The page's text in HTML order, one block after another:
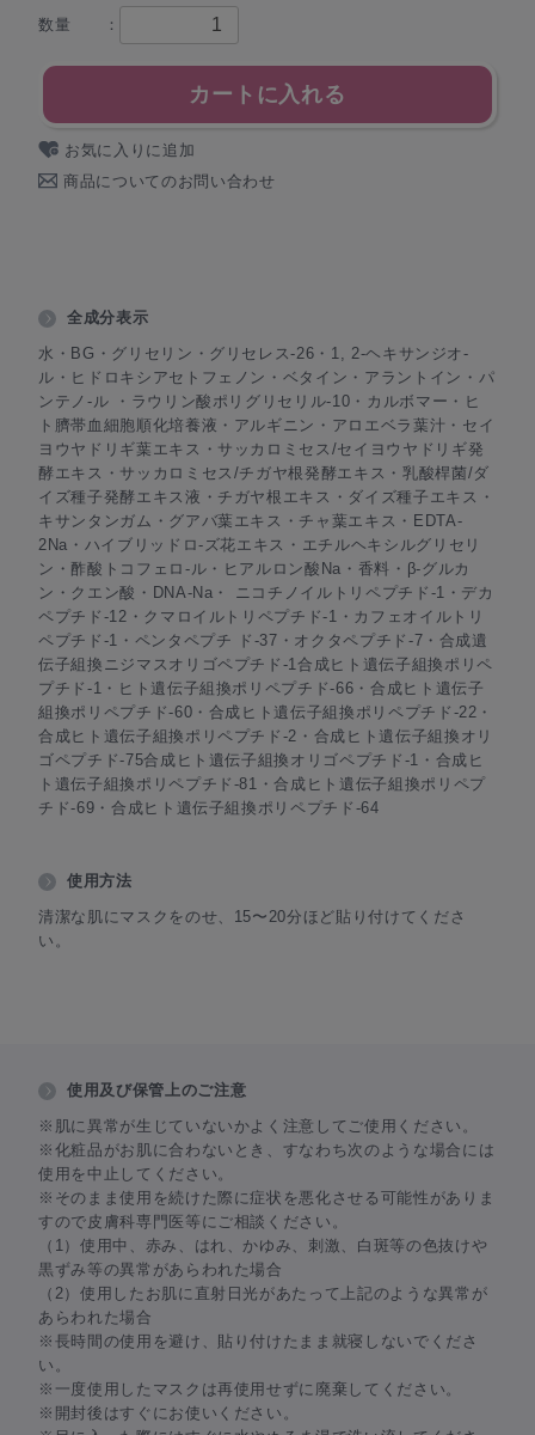
数量 ：
カートに入れる
お気に入りに追加
商品についてのお問い合わせ
全成分表示
水・BG・グリセリン・グリセレス-26・1, 2-ヘキサンジオ-
ル・ヒドロキシアセトフェノン・ベタイン・アラントイン・パ
ンテノ-ル ・ラウリン酸ポリグリセリル-10・カルボマー・ヒ
ト臍帯血細胞順化培養液・アルギニン・アロエベラ葉汁・セイ
ヨウヤドリギ葉エキス・サッカロミセス/セイヨウヤドリギ発
酵エキス・サッカロミセス/チガヤ根発酵エキス・乳酸桿菌/ダ
イズ種子発酵エキス液・チガヤ根エキス・ダイズ種子エキス・
キサンタンガム・グアバ葉エキス・チャ葉エキス・EDTA-
2Na・ハイブリッドロ-ズ花エキス・エチルヘキシルグリセリ
ン・酢酸トコフェロ-ル・ヒアルロン酸Na・香料・β-グルカ
ン・クエン酸・DNA-Na・ ニコチノイルトリペプチド-1・デカ
ペプチド-12・クマロイルトリペプチド-1・カフェオイルトリ
ペプチド-1・ペンタペプチ ド-37・オクタペプチド-7・合成遺
伝子組換ニジマスオリゴペプチド-1合成ヒト遺伝子組換ポリペ
プチド-1・ヒト遺伝子組換ポリペプチド-66・合成ヒト遺伝子
組換ポリペプチド-60・合成ヒト遺伝子組換ポリペプチド-22・
合成ヒト遺伝子組換ポリペプチド-2・合成ヒト遺伝子組換オリ
ゴペプチド-75合成ヒト遺伝子組換オリゴペプチド-1・合成ヒ
ト遺伝子組換ポリペプチド-81・合成ヒト遺伝子組換ポリペプ
チド-69・合成ヒト遺伝子組換ポリペプチド-64
使用方法
清潔な肌にマスクをのせ、15〜20分ほど貼り付けてくださ
い。
使用及び保管上のご注意
※肌に異常が生じていないかよく注意してご使用ください。
※化粧品がお肌に合わないとき、すなわち次のような場合には
使用を中止してください。
※そのまま使用を続けた際に症状を悪化させる可能性がありま
すので皮膚科専門医等にご相談ください。
（1）使用中、赤み、はれ、かゆみ、刺激、白斑等の色抜けや
黒ずみ等の異常があらわれた場合
（2）使用したお肌に直射日光があたって上記のような異常が
あらわれた場合
※長時間の使用を避け、貼り付けたまま就寝しないでくださ
い。
※一度使用したマスクは再使用せずに廃棄してください。
※開封後はすぐにお使いください。